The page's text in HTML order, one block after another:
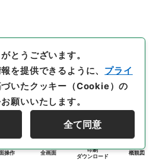
操作 全画面
印刷
ダウンロード
概観図
とうございます。
を提供できるように、 プライ
づいたクッキー（Cookie）の
願いいたします。
全て同意